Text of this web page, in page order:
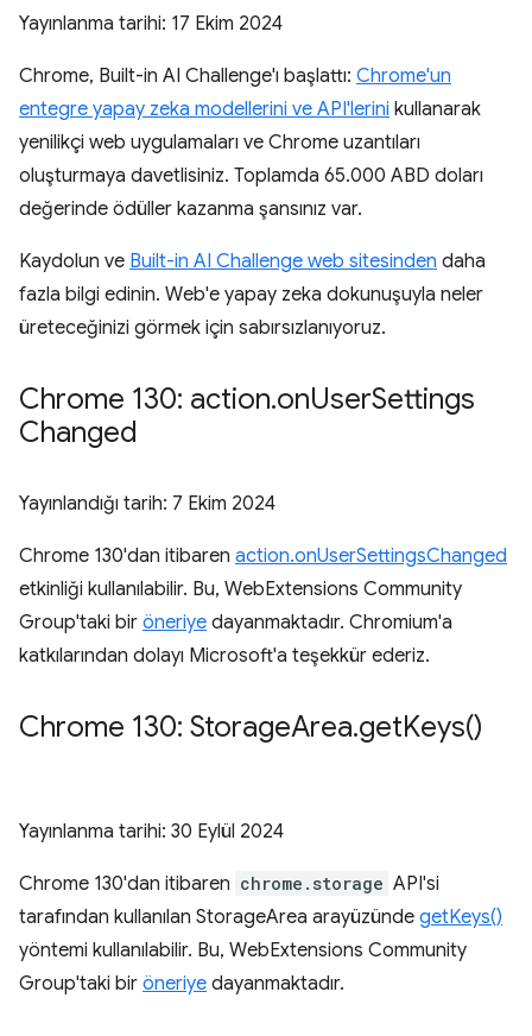
Yayınlanma tarihi: 17 Ekim 2024
Chrome, Built-in AI Challenge'ı başlattı: Chrome'un
entegre yapay zeka modellerini ve API'lerini kullanarak
yenilikçi web uygulamaları ve Chrome uzantıları
oluşturmaya davetlisiniz. Toplamda 65.000 ABD doları
değerinde ödüller kazanma şansınız var.
Kaydolun ve Built-in AI Challenge web sitesinden daha
fazla bilgi edinin. Web'e yapay zeka dokunuşuyla neler
üreteceğinizi görmek için sabırsızlanıyoruz.
Chrome 130: action.onUserSettings
Changed
Yayınlandığı tarih: 7 Ekim 2024
Chrome 130'dan itibaren action.onUserSettingsChanged
etkinliği kullanılabilir. Bu, WebExtensions Community
Group'taki bir öneriye dayanmaktadır. Chromium'a
katkılarından dolayı Microsoft'a teşekkür ederiz.
Chrome 130: StorageArea.getKeys()
Yayınlanma tarihi: 30 Eylül 2024
Chrome 130'dan itibaren chrome.storage API'si
tarafından kullanılan StorageArea arayüzünde getKeys()
yöntemi kullanılabilir. Bu, WebExtensions Community
Group'taki bir öneriye dayanmaktadır.